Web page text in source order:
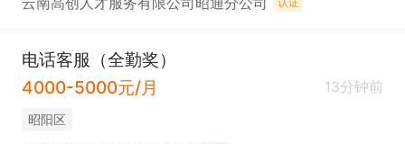
电话客服（全勤奖）
4000-5000元/月
13分钟前
昭阳区